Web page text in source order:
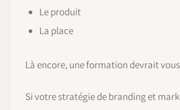
Le produit
La place
Là encore, une formation devrait
Si votre stratégie de branding et